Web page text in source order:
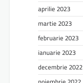
aprilie 2023
martie 2023
februarie 2023
ianuarie 2023
decembrie 2022